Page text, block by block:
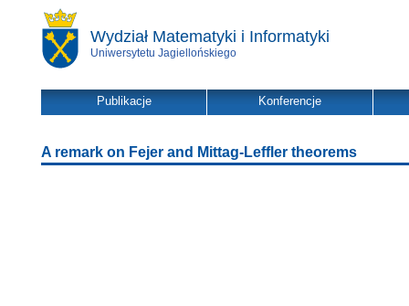
Wydział Matematyki i Informatyki
Uniwersytetu Jagiellońskiego
Publikacje Konferencje
A remark on Fejer and Mittag-Leffler theorems